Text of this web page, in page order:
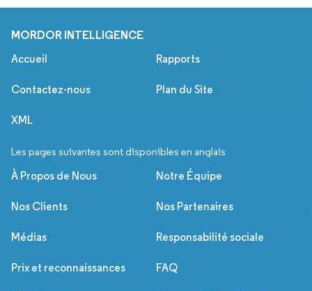
MORDOR INTELLIGENCE
Accueil Rapports
Contactez-nous Plan du Site
XML
Les pages suivantes sont disponibles en anglais
À Propos de Nous Notre Équipe
Nos Clients Nos Partenaires
Médias Responsabilité sociale
Prix et reconnaissances FAQ